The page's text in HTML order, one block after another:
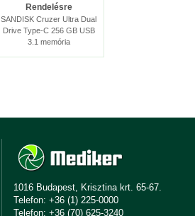
Rendelésre
SANDISK Cruzer Ultra Dual
Drive Type-C 256 GB USB
3.1 memória
1016 Budapest, Krisztina krt. 65-67.
Telefon: +36 (1) 225-0000
Telefon: +36 (70) 625-3240